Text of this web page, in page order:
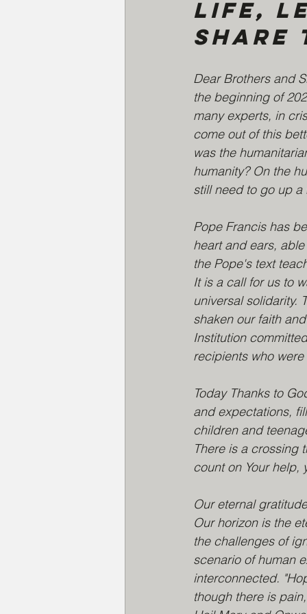
life,
share
Dear Brothers and
the beginning of
many experts, in
come out of this
was the
humanity? On the
still need to go up a
Pope Francis has
heart and ears,
the Pope's text
It is a call for us to
universal solidarity.
shaken our faith
Institution
recipients who
Today Thanks to
and expectations,
children and
There is a crossing
count on Your help,
Our eternal
Our horizon is the
the challenges of
scenario of human
interconnected.
though there is